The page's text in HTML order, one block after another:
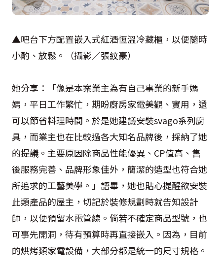
▲吧台下方配置嵌入式紅酒恆溫冷藏櫃，以便隨時
小酌、放鬆。（攝影／張紋豪）
她分享：「像是本案業主為有自己事業的新手媽
媽，平日工作繁忙，期盼廚房家電美觀、實用，還
可以節省料理時間。於是她建議安裝svago系列廚
具，而業主也在比較過各大知名品牌後，採納了她
的提議。主要原因除商品性能優異、CP值高、售
後服務完善、品牌形象佳外，簡潔的造型也符合她
所追求的工藝美學。」語畢，她也貼心提醒欲安裝
此類產品的屋主，切記於裝修規劃時就告知設計
師，以便預留水電管線。倘若不確定商品型號，也
可事先開洞，待有預算時再直接嵌入。因為，目前
的烘烤類家電設備，大部分都是統一的尺寸規格。